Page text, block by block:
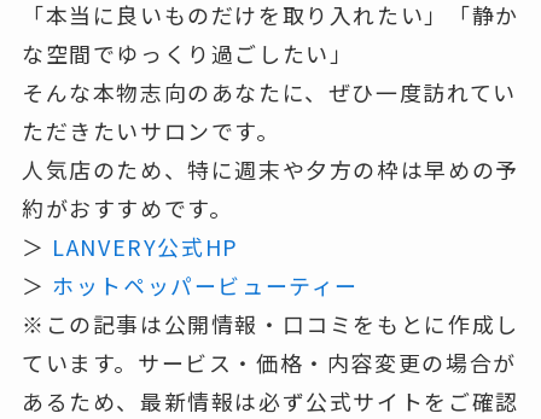
「本当に良いものだけを取り入れたい」「静か
な空間でゆっくり過ごしたい」
そんな本物志向のあなたに、ぜひ一度訪れてい
ただきたいサロンです。
人気店のため、特に週末や夕方の枠は早めの予
約がおすすめです。
＞ LANVERY公式HP
＞ ホットペッパービューティー
※この記事は公開情報・口コミをもとに作成し
ています。サービス・価格・内容変更の場合が
あるため、最新情報は必ず公式サイトをご確認